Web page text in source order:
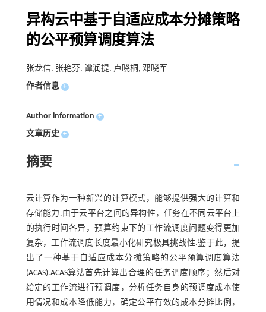
异构云中基于自适应成本分摊策略
的公平预算调度算法
张龙信, 张艳芬, 谭润提, 卢晓桐, 邓晓军
作者信息 +
Author information +
文章历史 +
摘要
云计算作为一种新兴的计算模式，能够提供强大的计算和
存储能力.由于云平台之间的异构性，任务在不同云平台上
的执行时间各异，预算约束下的工作流调度问题变得更加
复杂，工作流调度长度最小化研究极具挑战性.鉴于此，提
出了一种基于自适应成本分摊策略的公平预算调度算法
(ACAS).ACAS算法首先计算出合理的任务调度顺序；然后对
给定的工作流进行预调度，分析任务自身的预调度成本使
用情况和成本降低能力，确定公平有效的成本分摊比例，